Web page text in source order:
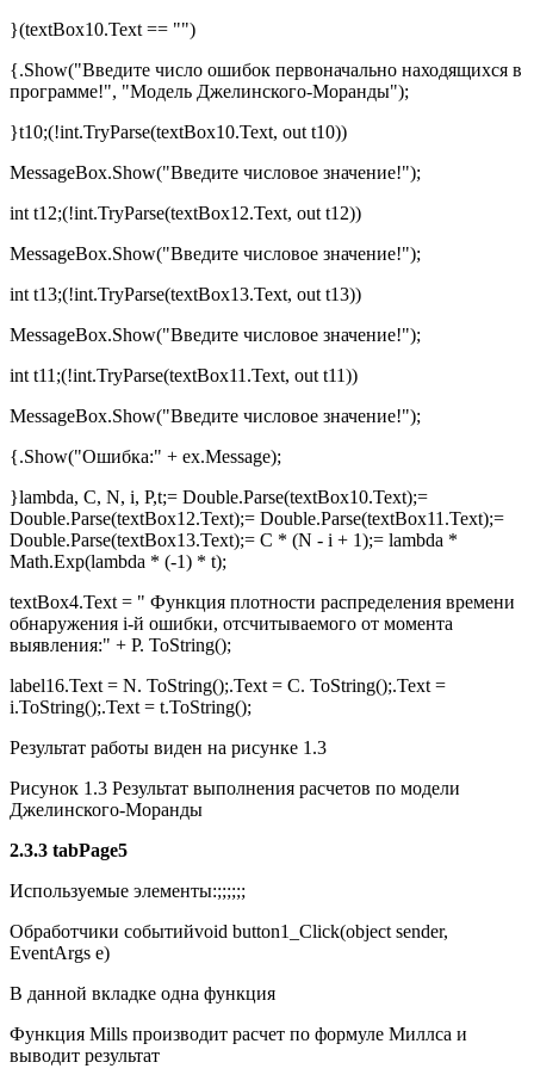
}(textBox10.Text == "")
{.Show("Введите число ошибок первоначально находящихся в
программе!", "Модель Джелинского-Моранды");
}t10;(!int.TryParse(textBox10.Text, out t10))
MessageBox.Show("Введите числовое значение!");
int t12;(!int.TryParse(textBox12.Text, out t12))
MessageBox.Show("Введите числовое значение!");
int t13;(!int.TryParse(textBox13.Text, out t13))
MessageBox.Show("Введите числовое значение!");
int t11;(!int.TryParse(textBox11.Text, out t11))
MessageBox.Show("Введите числовое значение!");
{.Show("Ошибка:" + ex.Message);
}lambda, C, N, i, P,t;= Double.Parse(textBox10.Text);=
Double.Parse(textBox12.Text);= Double.Parse(textBox11.Text);=
Double.Parse(textBox13.Text);= C * (N - i + 1);= lambda *
Math.Exp(lambda * (-1) * t);
textBox4.Text = " Функция плотности распределения времени
обнаружения i-й ошибки, отсчитываемого от момента
выявления:" + P. ToString();
label16.Text = N. ToString();.Text = C. ToString();.Text =
i.ToString();.Text = t.ToString();
Результат работы виден на рисунке 1.3
Рисунок 1.3 Результат выполнения расчетов по модели
Джелинского-Моранды
2.3.3 tabPage5
Используемые элементы:;;;;;;
Обработчики событийvoid button1_Click(object sender,
EventArgs e)
В данной вкладке одна функция
Функция Mills производит расчет по формуле Миллса и
выводит результат